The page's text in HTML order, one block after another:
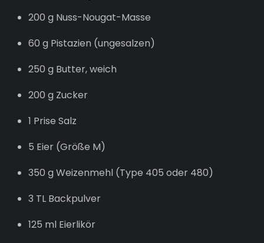
200 g Nuss-Nougat-Masse
60 g Pistazien (ungesalzen)
250 g Butter, weich
200 g Zucker
1 Prise Salz
5 Eier (Größe M)
350 g Weizenmehl (Type 405 oder 480)
3 TL Backpulver
125 ml Eierlikör